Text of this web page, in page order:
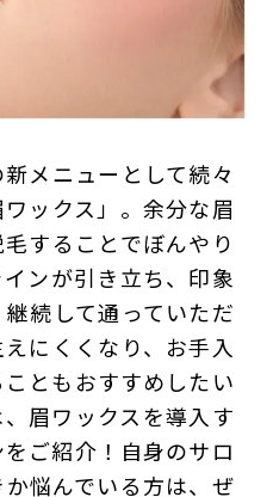
メニューとして続々
ックス」。余分な眉
することでぼんやり
ンが引き立ち、印象
続して通っていただ
にくくなり、お手入
ともおすすめしたい
眉ワックスを導入す
ご紹介！自身のサロ
悩んでいる方は、ぜ